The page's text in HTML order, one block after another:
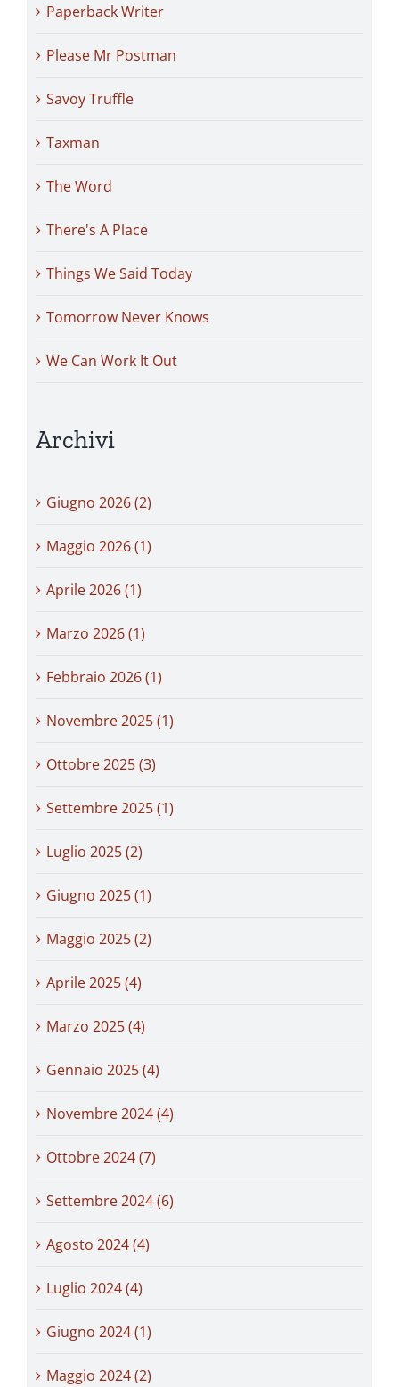
Paperback Writer
Please Mr Postman
Savoy Truffle
Taxman
The Word
There's A Place
Things We Said Today
Tomorrow Never Knows
We Can Work It Out
Archivi
Giugno 2026 (2)
Maggio 2026 (1)
Aprile 2026 (1)
Marzo 2026 (1)
Febbraio 2026 (1)
Novembre 2025 (1)
Ottobre 2025 (3)
Settembre 2025 (1)
Luglio 2025 (2)
Giugno 2025 (1)
Maggio 2025 (2)
Aprile 2025 (4)
Marzo 2025 (4)
Gennaio 2025 (4)
Novembre 2024 (4)
Ottobre 2024 (7)
Settembre 2024 (6)
Agosto 2024 (4)
Luglio 2024 (4)
Giugno 2024 (1)
Maggio 2024 (2)